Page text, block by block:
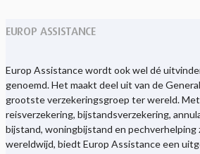
EUROP ASSISTANCE
Europ Assistance wordt ook wel dé
genoemd. Het maakt deel uit van de
grootste verzekeringsgroep ter wereld.
reisverzekering, bijstandsverzekering,
bijstand, woningbijstand en pechverhelping
wereldwijd, biedt Europ Assistance een